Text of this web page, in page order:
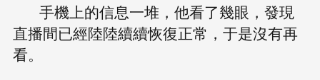
手機上的信息一堆，他看了幾眼，發現
直播間已經陸陸續續恢復正常，于是沒有再
看。